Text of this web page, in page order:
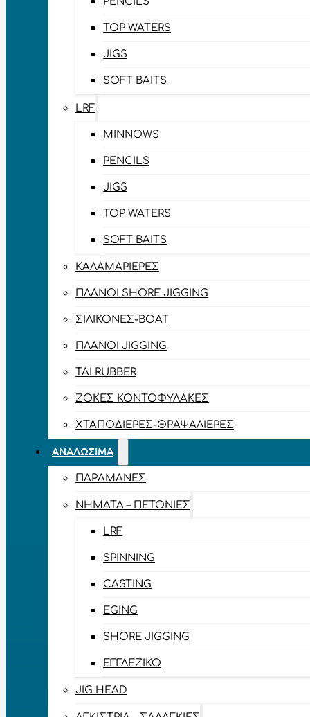
TOP WATERS
JIGS
SOFT BAITS
LRF
MINNOWS
PENCILS
JIGS
TOP WATERS
SOFT BAITS
ΚΑΛΑΜΑΡΙΈΡΕΣ
ΠΛΆΝΟΙ SHORE JIGGING
ΣΙΛΙΚΌΝΕΣ-BOAT
ΠΛΆΝΟΙ JIGGING
TAI RUBBER
ΖΌΚΕΣ ΚΟΝΤΟΦΎΛΑΚΕΣ
ΧΤΑΠΟΔΙΈΡΕΣ-ΘΡΑΨΑΛΙΈΡΕΣ
ΑΝΑΛΏΣΙΜΑ
ΠΑΡΑΜΆΝΕΣ
ΝΉΜΑΤΑ – ΠΕΤΟΝΙΈΣ
LRF
SPINNING
CASTING
EGING
SHORE JIGGING
ΕΓΓΛΈΖΙΚΟ
JIG HEAD